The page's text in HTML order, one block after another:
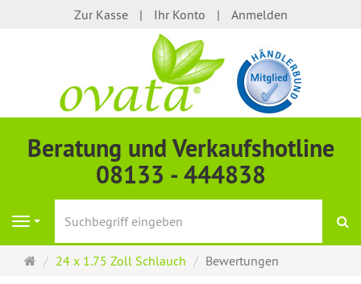
Zur Kasse Ihr Konto Anmelden
Beratung und Verkaufshotline
08133 - 444838
Navigation
Startseite
24 x 1.75 Zoll Schlauch Bewertungen